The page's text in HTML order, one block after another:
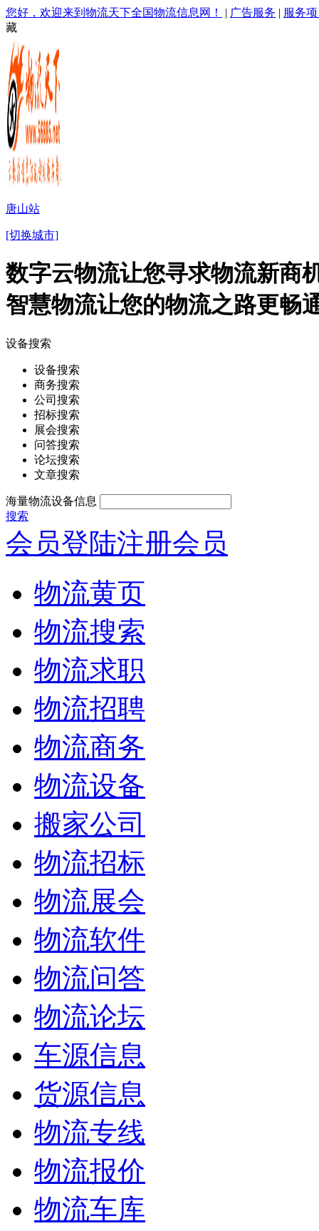
您好，欢迎来到物流天下全国物流信息网！ | 广告服务 | 服务
藏
唐山站
[切换城市]
数字云物流让您寻求物流新商
智慧物流让您的物流之路更畅
设备搜索
设备搜索
商务搜索
公司搜索
招标搜索
展会搜索
问答搜索
论坛搜索
文章搜索
海量物流设备信息
搜索
会员登陆注册会员
物流黄页
物流搜索
物流求职
物流招聘
物流商务
物流设备
搬家公司
物流招标
物流展会
物流软件
物流问答
物流论坛
车源信息
货源信息
物流专线
物流报价
物流车库